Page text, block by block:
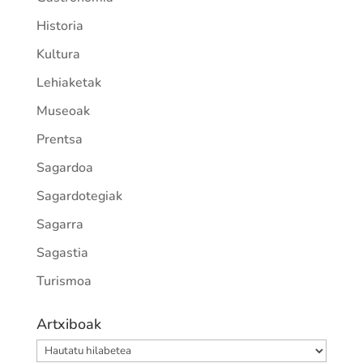
Historia
Kultura
Lehiaketak
Museoak
Prentsa
Sagardoa
Sagardotegiak
Sagarra
Sagastia
Turismoa
Artxiboak
Artxiboak